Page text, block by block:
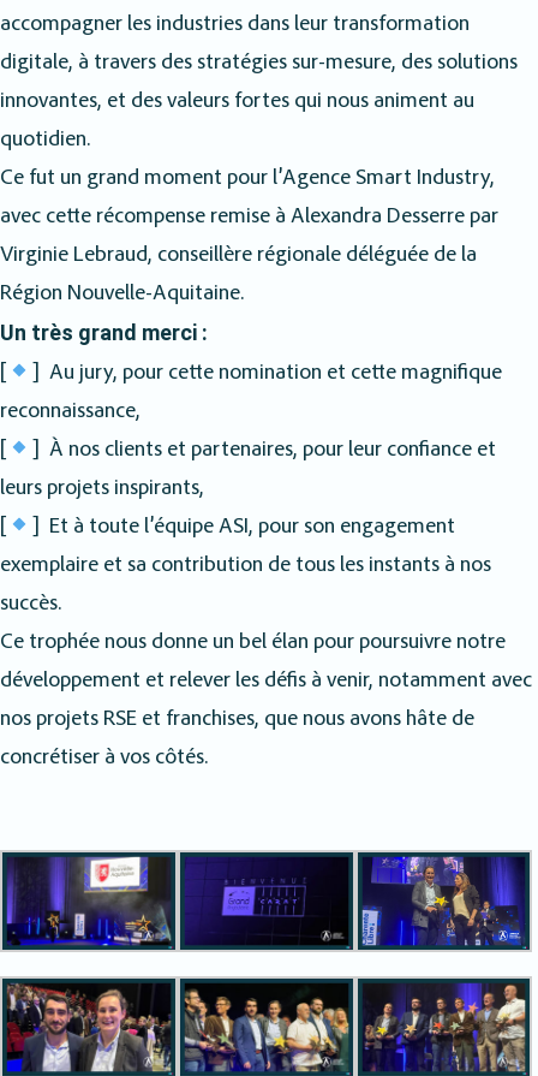
accompagner les industries dans leur transformation
digitale, à travers des stratégies sur-mesure, des solutions
innovantes, et des valeurs fortes qui nous animent au
quotidien.
Ce fut un grand moment pour l’Agence Smart Industry,
avec cette récompense remise à Alexandra Desserre par
Virginie Lebraud, conseillère régionale déléguée de la
Région Nouvelle-Aquitaine.
Un très grand merci :
] Au jury, pour cette nomination et cette magnifique
reconnaissance,
] À nos clients et partenaires, pour leur confiance et
leurs projets inspirants,
] Et à toute l’équipe ASI, pour son engagement
exemplaire et sa contribution de tous les instants à nos
succès.
Ce trophée nous donne un bel élan pour poursuivre notre
développement et relever les défis à venir, notamment avec
nos projets RSE et franchises, que nous avons hâte de
concrétiser à vos côtés.